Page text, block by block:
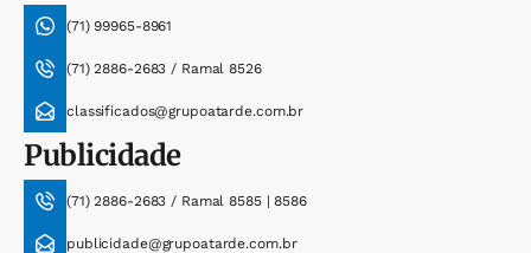
(71) 99965-8961
(71) 2886-2683 / Ramal 8526
classificados@grupoatarde.com.br
Publicidade
(71) 2886-2683 / Ramal 8585 | 8586
publicidade@grupoatarde.com.br